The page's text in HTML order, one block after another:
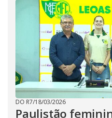
DO R7/18/03/2026
Paulistão